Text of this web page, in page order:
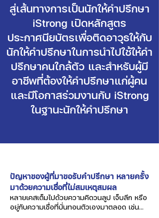
สู่เส้นทางการเป็นนักให้คำปรึกษา
iStrong เปิดหลักสูตร
ประกาศนียบัตรเพื่อติดอาวุธให้กับ
นักให้คำปรึกษาในการนำไปใช้ให้คำ
ปรึกษาคนใกล้ตัว และสำหรับผู้มี
อาชีพที่ต้องให้คำปรึกษาแก่ผู้คน
และมีโอกาสร่วมงานกับ iStrong
ในฐานะนักให้คำปรึกษา
ปัญหาของผู้ที่มาขอรับคำปรึกษา หลายครั้ง
มาด้วยความเชื่อที่ไม่สมเหตุสมผล
หลายเคสเต็มไปด้วยความคิดวนลูป เจ็บลึก หรือ
อยู่กับความเชื่อที่บั่นทอนตัวเองมาตลอด เช่น...